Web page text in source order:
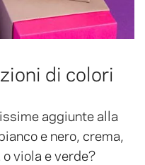
di colori
aggiunte alla
e nero, crema,
viola e verde?